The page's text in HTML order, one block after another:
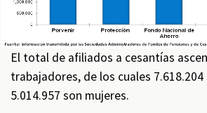
El total de afiliados a cesantías
trabajadores, de los cuales
5.014.957 son mujeres.